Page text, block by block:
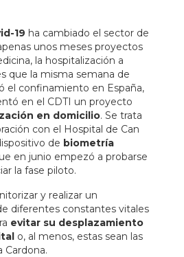
19 ha cambiado el sector de
unos meses proyectos
la hospitalización a
que la misma semana de
el confinamiento en España,
en el CDTI un proyecto
en domicilio. Se trata
con el Hospital de Can
de biometría
en junio empezó a probarse
la fase piloto.
y realizar un
diferentes constantes vitales
evitar su desplazamiento
o, al menos, estas sean las
Cardona.